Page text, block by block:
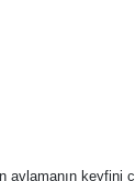
keyfini